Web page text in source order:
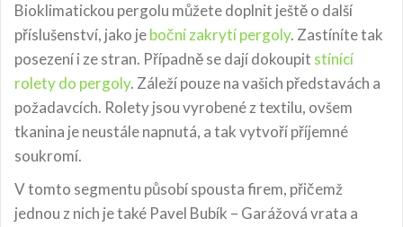
Bioklimatickou pergolu můžete doplnit ještě o další
příslušenství, jako jeboční zakrytí pergoly. Zastíníte tak
posezení i ze stran. Případně se dají dokoupit stínící
rolety do pergoly. Záleží pouze na vašich představách a
požadavcích. Rolety jsou vyrobené z textilu, ovšem
tkanina je neustále napnutá, a tak vytvoří příjemné
soukromí.
V tomto segmentu působí spousta firem, přičemž
jednou z nich je také Pavel Bubík – Garážová vrata a